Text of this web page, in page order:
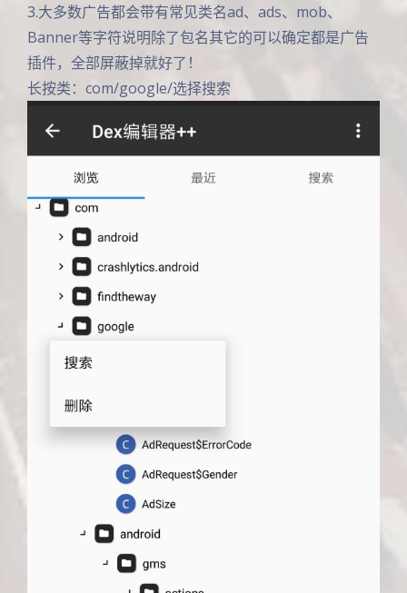
3.大多数广告都会带有常见类名ad、ads、mob、
Banner等字符说明除了包名其它的可以确定都是广告
插件，全部屏蔽掉就好了！
长按类：com/google/选择搜索